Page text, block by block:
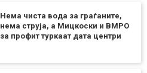
Нема чиста вода за граѓаните,
нема струја, а Мицкоски и ВМРО
за профит туркаат дата центри